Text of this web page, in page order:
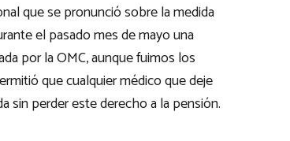
que se pronunció sobre la medida
el pasado mes de mayo una
por la OMC, aunque fuimos los
que cualquier médico que deje
sin perder este derecho a la pensión.